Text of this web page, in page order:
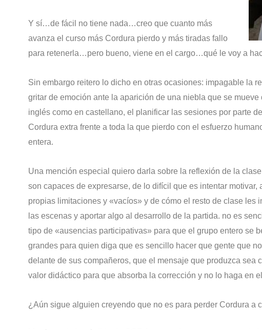
Y sí…de fácil no tiene nada…creo que cuanto más
avanza el curso más Cordura pierdo y más tiradas fallo
para retenerla…pero bueno, viene en el cargo…qué le voy a
Sin embargo reitero lo dicho en otras ocasiones: impagable la
gritar de emoción ante la aparición de una niebla que se
inglés como en castellano, el planificar las sesiones por parte
Cordura extra frente a toda la que pierdo con el esfuerzo
entera.
Una mención especial quiero darla sobre la reflexión de la
son capaces de expresarse, de lo difícil que es intentar
propias limitaciones y «vacíos» y de cómo el resto de clase
las escenas y aportar algo al desarrollo de la partida. no es
tipo de «ausencias participativas» para que el grupo entero
grandes para quien diga que es sencillo hacer que gente que
delante de sus compañeros, que el mensaje que produzca
valor didáctico para que absorba la corrección y no lo haga en
¿Aún sigue alguien creyendo que no es para perder Cordura a